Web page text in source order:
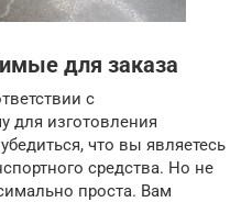
для заказа
с
для изготовления
что вы являетесь
средства. Но не
проста. Вам